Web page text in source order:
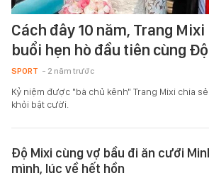
Cách đây 10 năm, Trang
buổi hẹn hò đầu tiên cùng
SPORT - 2 năm trước
Kỷ niệm được "bà chủ kênh" Trang Mixi chia
khỏi bật cười.
Độ Mixi cùng vợ bầu đi ăn cưới
mình, lúc về hết hồn